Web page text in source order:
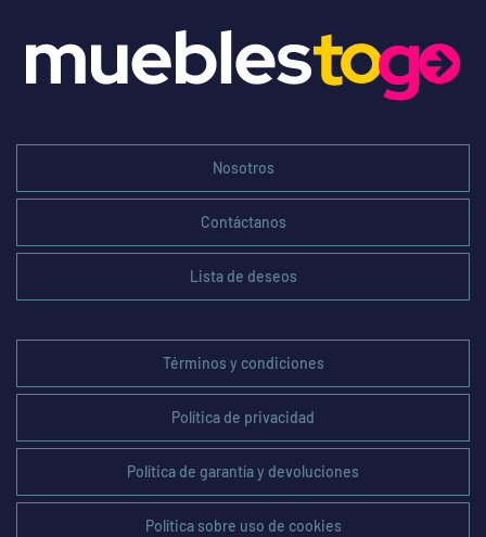
Nosotros
Contáctanos
Lista de deseos
Términos y condiciones
Política de privacidad
Política de garantía y devoluciones
Política sobre uso de cookies